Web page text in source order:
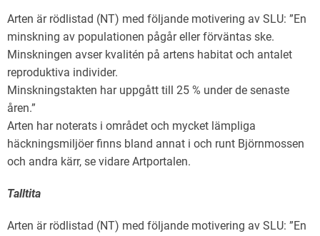
Arten är rödlistad (NT) med följande motivering av SLU: ”En
minskning av populationen pågår eller förväntas ske.
Minskningen avser kvalitén på artens habitat och antalet
reproduktiva individer.
Minskningstakten har uppgått till 25 % under de senaste
åren.”
Arten har noterats i området och mycket lämpliga
häckningsmiljöer finns bland annat i och runt Björnmossen
och andra kärr, se vidare Artportalen.
Talltita
Arten är rödlistad (NT) med följande motivering av SLU: ”En